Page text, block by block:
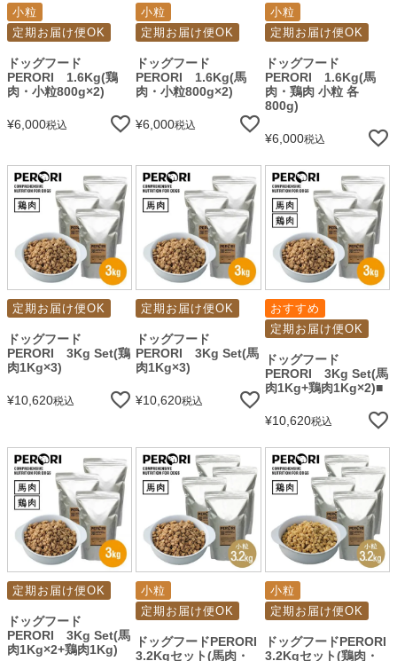
小粒
定期お届け便OK
ドッグフード
PERORI 1.6Kg(鶏
肉・小粒800g×2)
¥6,000税込
小粒
定期お届け便OK
ドッグフード
PERORI 1.6Kg(馬
肉・小粒800g×2)
¥6,000税込
小粒
定期お届け便OK
ドッグフード
PERORI 1.6Kg(馬
肉・鶏肉 小粒 各
800g)
¥6,000税込
定期お届け便OK
ドッグフード
PERORI 3Kg Set(鶏
肉1Kg×3)
¥10,620税込
定期お届け便OK
ドッグフード
PERORI 3Kg Set(馬
肉1Kg×3)
¥10,620税込
おすすめ
定期お届け便OK
ドッグフード
PERORI 3Kg Set(馬
肉1Kg+鶏肉1Kg×2)■
¥10,620税込
定期お届け便OK
ドッグフード
PERORI 3Kg Set(馬
肉1Kg×2+鶏肉1Kg)
小粒
定期お届け便OK
ドッグフードPERORI
3.2Kgセット(馬肉・
小粒
定期お届け便OK
ドッグフードPERORI
3.2Kgセット(鶏肉・